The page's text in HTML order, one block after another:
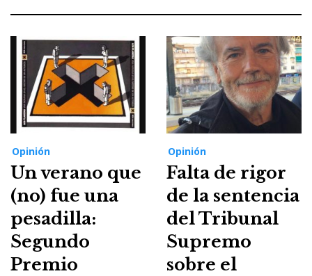
Opinión
Un verano que
(no) fue una
pesadilla:
Segundo
Premio
Opinión
Falta de rigor
de la sentencia
del Tribunal
Supremo
sobre el